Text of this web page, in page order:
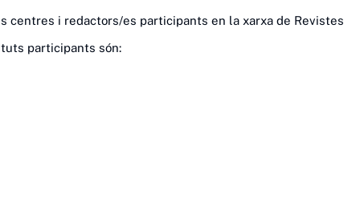
centres i redactors/es participants en la xarxa de Revistes
participants són: